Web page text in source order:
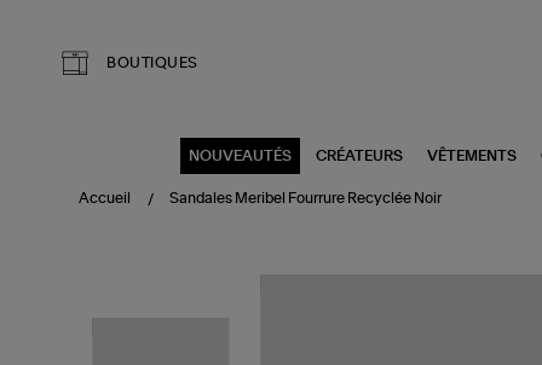
BOUTIQUES
NOUVEAUTÉS CRÉATEURS VÊTEMENTS
Accueil Sandales Meribel Fourrure Recyclée Noir